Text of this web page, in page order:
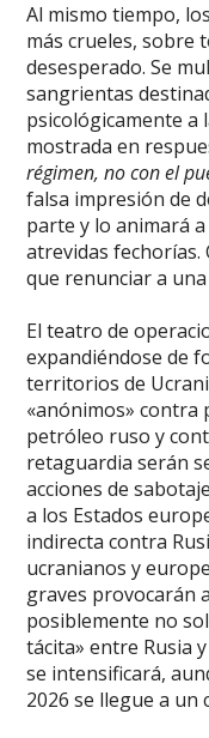
Al mismo tiempo,
más crueles, sobre
desesperado. Se
sangrientas
psicológicamente a
mostrada en
régimen, no con el
falsa impresión de
parte y lo animará
atrevidas fechorías.
que renunciar a
El teatro de
expandiéndose de
territorios de
«anónimos»
petróleo ruso y
retaguardia serán
acciones de
a los Estados
indirecta contra
ucranianos y
graves provocarán
posiblemente no
tácita» entre Rusia
se intensificará,
2026 se llegue a un